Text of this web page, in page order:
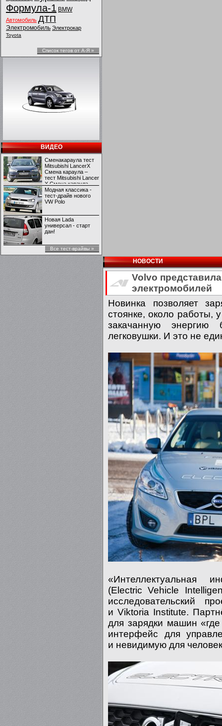
Формула-1 BMW
Автомобиль ДТП
Электромобиль Электрокар
Toyota
Список тегов от А-Я »
ВИДЕО
Сменакараула тест
Mitsubishi LancerX
Смена караула –
тест Mitsubishi Lancer
X Смена караула –
тест Mitsubishi Lancer
X
Модная классика -
тест-драйв нового
VW Polo
Новая Lada
универсал - старт
дан!
Все тест-врайвы »
НОВОСТИ
Volvo
электромобилей
Новинка позволяет
стоянке, около работы,
закачанную энергию
легковушки. И это не
«Интеллектуальная
(Electric Vehicle
исследовательский
и Viktoria Institute.
для зарядки машин
интерфейс для
и невидимую для